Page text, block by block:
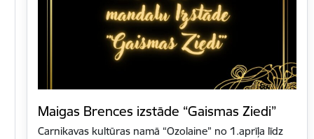
Maigas Brences izstāde “Gaismas Ziedi”
Carnikavas kultūras namā “Ozolaine” no 1.aprīļa līdz